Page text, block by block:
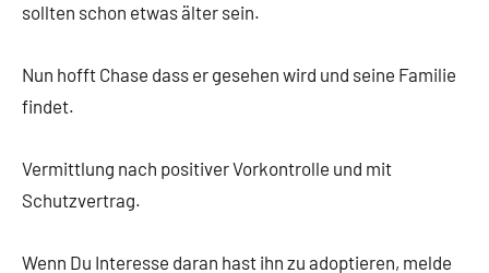
sollten schon etwas älter sein.
Nun hofft Chase dass er gesehen wird und seine Familie
findet.
Vermittlung nach positiver Vorkontrolle und mit
Schutzvertrag.
Wenn Du Interesse daran hast ihn zu adoptieren, melde